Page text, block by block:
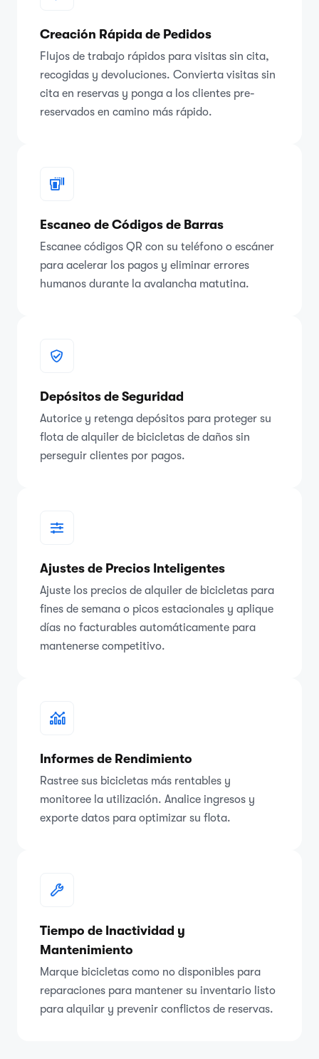
Creación Rápida de Pedidos
Flujos de trabajo rápidos para visitas sin cita,
recogidas y devoluciones. Convierta visitas sin
cita en reservas y ponga a los clientes pre-
reservados en camino más rápido.
Escaneo de Códigos de Barras
Escanee códigos QR con su teléfono o escáner
para acelerar los pagos y eliminar errores
humanos durante la avalancha matutina.
Depósitos de Seguridad
Autorice y retenga depósitos para proteger su
flota de alquiler de bicicletas de daños sin
perseguir clientes por pagos.
Ajustes de Precios Inteligentes
Ajuste los precios de alquiler de bicicletas para
fines de semana o picos estacionales y aplique
días no facturables automáticamente para
mantenerse competitivo.
Informes de Rendimiento
Rastree sus bicicletas más rentables y
monitoree la utilización. Analice ingresos y
exporte datos para optimizar su flota.
Tiempo de Inactividad y
Mantenimiento
Marque bicicletas como no disponibles para
reparaciones para mantener su inventario listo
para alquilar y prevenir conflictos de reservas.